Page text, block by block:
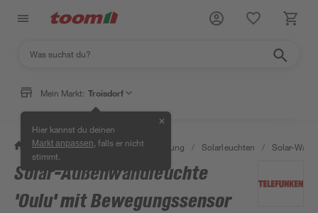
Mein Markt: Troisdorf
Hier kannst du deinen
Markt anpassen , falls er nicht
stimmt.
✕
/ Wohnen & Haushalt / Beleuchtung / Solarleuchten / Solar-
Solar-Außenwandleuchte
'Oulu' mit Bewegungssensor